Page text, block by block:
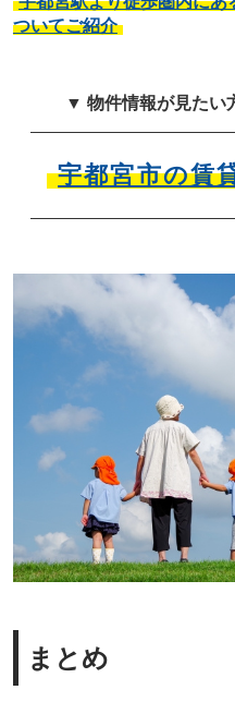
ついてご紹介
▼ 物件情報が見たい
宇都宮市の賃
まとめ